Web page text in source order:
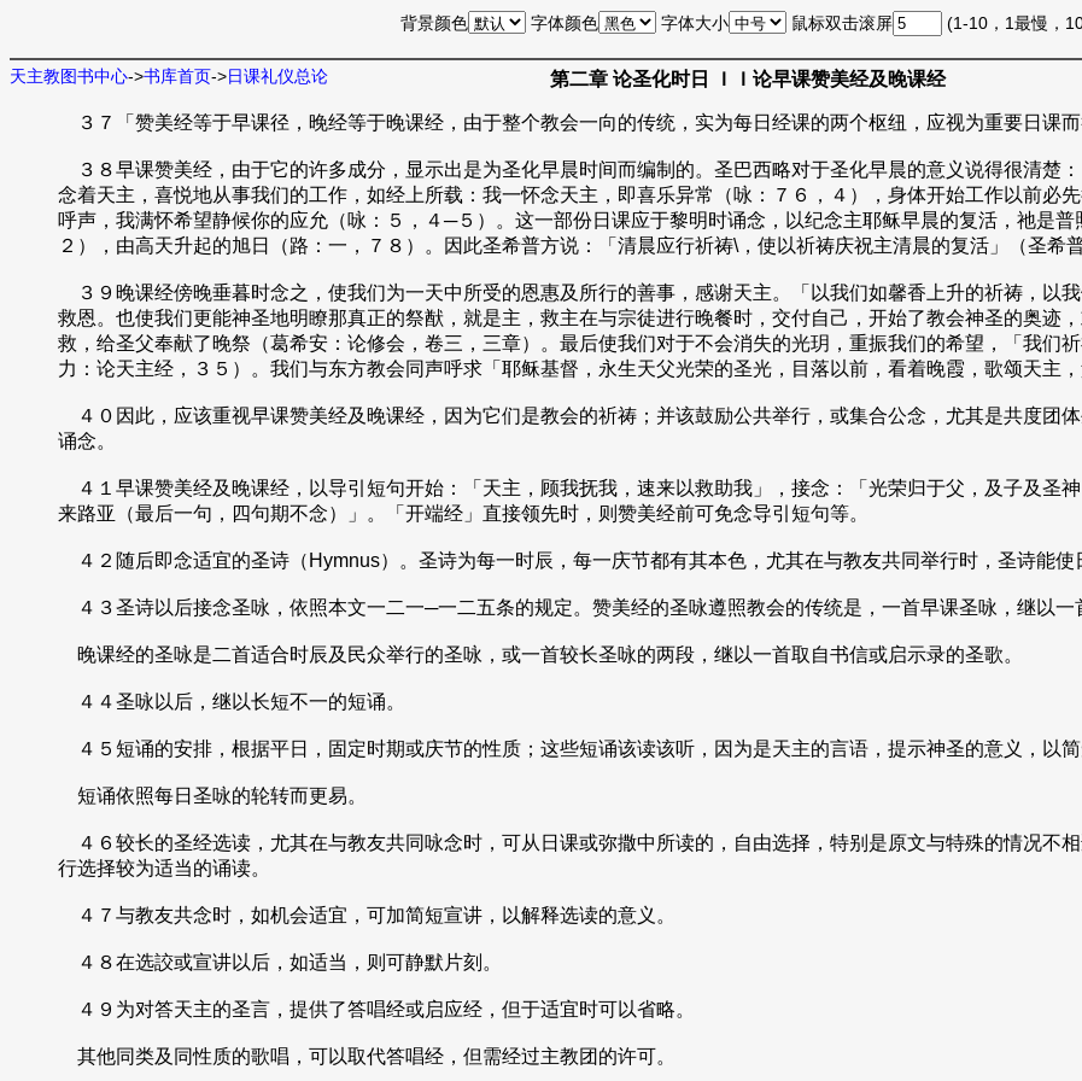
背景颜色 字体颜色 字体大小 鼠标双击滚屏 (1-10，1最慢，
天主教图书中心->书库首页->日课礼仪总论 第二章 论圣化时日 ＩＩ论早课赞美经及晚课经
３７「赞美经等于早课径，晚经等于晚课经，由于整个教会一向的传统，实为每日经课的两个枢纽，应视为重要日课而
３８早课赞美经，由于它的许多成分，显示出是为圣化早晨时间而编制的。圣巴西略对于圣化早晨的意义说得很清楚
念着天主，喜悦地从事我们的工作，如经上所载：我一怀念天主，即喜乐异常（咏：７６，４），身体开始工作以前必
呼声，我满怀希望静候你的应允（咏：５，４─５）。这一部份日课应于黎明时诵念，以纪念主耶稣早晨的复活，祂是
２），由高天升起的旭日（路：一，７８）。因此圣希普方说：「清晨应行祈祷\，使以祈祷庆祝主清晨的复活」（圣希
３９晚课经傍晚垂暮时念之，使我们为一天中所受的恩惠及所行的善事，感谢天主。「以我们如馨香上升的祈祷，以
救恩。也使我们更能神圣地明瞭那真正的祭猷，就是主，救主在与宗徒进行晚餐时，交付自己，开始了教会神圣的奥迹
救，给圣父奉献了晚祭（葛希安：论修会，卷三，三章）。最后使我们对于不会消失的光玥，重振我们的希望，「我们
力：论天主经，３５）。我们与东方教会同声呼求「耶稣基督，永生天父光荣的圣光，目落以前，看着晚霞，歌颂天主
４０因此，应该重视早课赞美经及晚课经，因为它们是教会的祈祷；并该鼓励公共举行，或集合公念，尤其是共度团
诵念。
４１早课赞美经及晚课经，以导引短句开始：「天主，顾我抚我，速来以救助我」，接念：「光荣归于父，及子及圣
来路亚（最后一句，四句期不念）」。「开端经」直接领先时，则赞美经前可免念导引短句等。
４２随后即念适宜的圣诗（Hymnus）。圣诗为每一时辰，每一庆节都有其本色，尤其在与教友共同举行时，圣诗能使
４３圣诗以后接念圣咏，依照本文一二一─一二五条的规定。赞美经的圣咏遵照教会的传统是，一首早课圣咏，继以一
晚课经的圣咏是二首适合时辰及民众举行的圣咏，或一首较长圣咏的两段，继以一首取自书信或启示录的圣歌。
４４圣咏以后，继以长短不一的短诵。
４５短诵的安排，根据平日，固定时期或庆节的性质；这些短诵该读该听，因为是天主的言语，提示神圣的意义，以
短诵依照每日圣咏的轮转而更易。
４６较长的圣经选读，尤其在与教友共同咏念时，可从日课或弥撒中所读的，自由选择，特别是原文与特殊的情况不
行选择较为适当的诵读。
４７与教友共念时，如机会适宜，可加简短宣讲，以解释选读的意义。
４８在选詨或宣讲以后，如适当，则可静默片刻。
４９为对答天主的圣言，提供了答唱经或启应经，但于适宜时可以省略。
其他同类及同性质的歌唱，可以取代答唱经，但需经过主教团的许可。